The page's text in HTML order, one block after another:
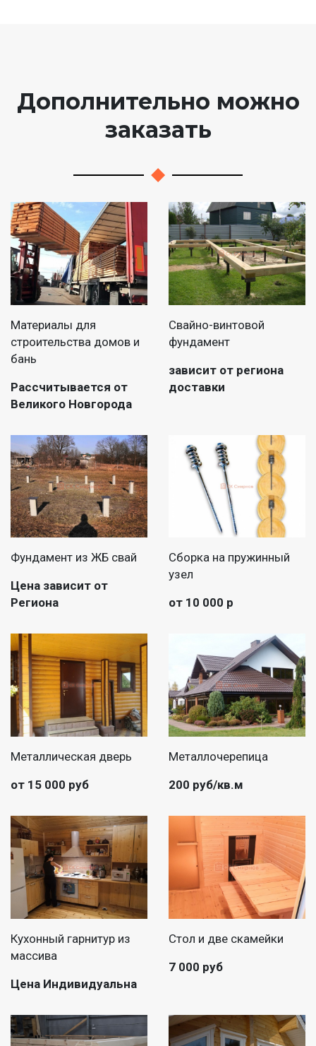
Дополнительно можно
заказать
Материалы для
строительства домов и
бань
Рассчитывается от
Великого Новгорода
Свайно-винтовой
фундамент
зависит от региона
доставки
Фундамент из ЖБ свай
Цена зависит от
Региона
Сборка на пружинный
узел
от 10 000 р
Металлическая дверь
от 15 000 руб
Металлочерепица
200 руб/кв.м
Кухонный гарнитур из
массива
Цена Индивидуальна
Стол и две скамейки
7 000 руб